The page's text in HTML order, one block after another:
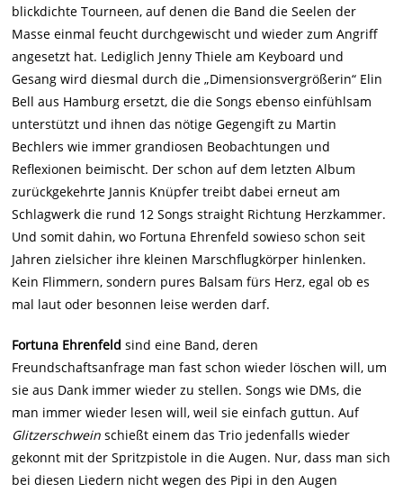
blickdichte Tourneen, auf denen die Band die Seelen der
Masse einmal feucht durchgewischt und wieder zum Angriff
angesetzt hat. Lediglich Jenny Thiele am Keyboard und
Gesang wird diesmal durch die „Dimensionsvergrößerin“ Elin
Bell aus Hamburg ersetzt, die die Songs ebenso einfühlsam
unterstützt und ihnen das nötige Gegengift zu Martin
Bechlers wie immer grandiosen Beobachtungen und
Reflexionen beimischt. Der schon auf dem letzten Album
zurückgekehrte Jannis Knüpfer treibt dabei erneut am
Schlagwerk die rund 12 Songs straight Richtung Herzkammer.
Und somit dahin, wo Fortuna Ehrenfeld sowieso schon seit
Jahren zielsicher ihre kleinen Marschflugkörper hinlenken.
Kein Flimmern, sondern pures Balsam fürs Herz, egal ob es
mal laut oder besonnen leise werden darf.
Fortuna Ehrenfeldsind eine Band, deren
Freundschaftsanfrage man fast schon wieder löschen will, um
sie aus Dank immer wieder zu stellen. Songs wie DMs, die
man immer wieder lesen will, weil sie einfach guttun. Auf
Glitzerschwein schießt einem das Trio jedenfalls wieder
gekonnt mit der Spritzpistole in die Augen. Nur, dass man sich
bei diesen Liedern nicht wegen des Pipi in den Augen